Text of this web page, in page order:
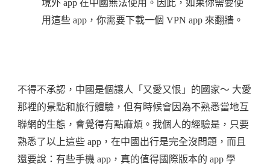
境外 app 在中國無法使用。因此，如果你需要使
用這些 app，你需要下載一個 VPN app 來翻牆。
不得不承認，中國是個讓人「又愛又恨」的國家～ 大愛
那裡的景點和旅行體驗，但有時候會因為不熟悉當地互
聯網的生態，會覺得有點麻煩。我個人的經驗是，只要
熟悉了以上這些 app，在中國出行是完全沒問題，而且
還要說：有些手機 app，真的值得國際版本的 app 學